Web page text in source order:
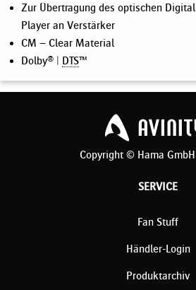
Zur Übertragung des optischen
Player an Verstärker
CM – Clear Material
Dolby® | DTS™
Copyright © Hama
SERVICE
Fan Stuff
Händler-Login
Produktarchiv